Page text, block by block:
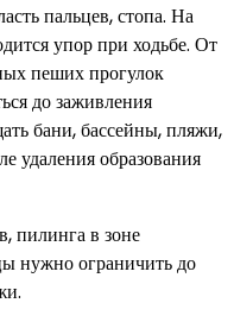
пальцев, стопа. На
упор при ходьбе. От
пеших прогулок
до заживления
бани, бассейны, пляжи,
удаления образования
пилинга в зоне
нужно ограничить до